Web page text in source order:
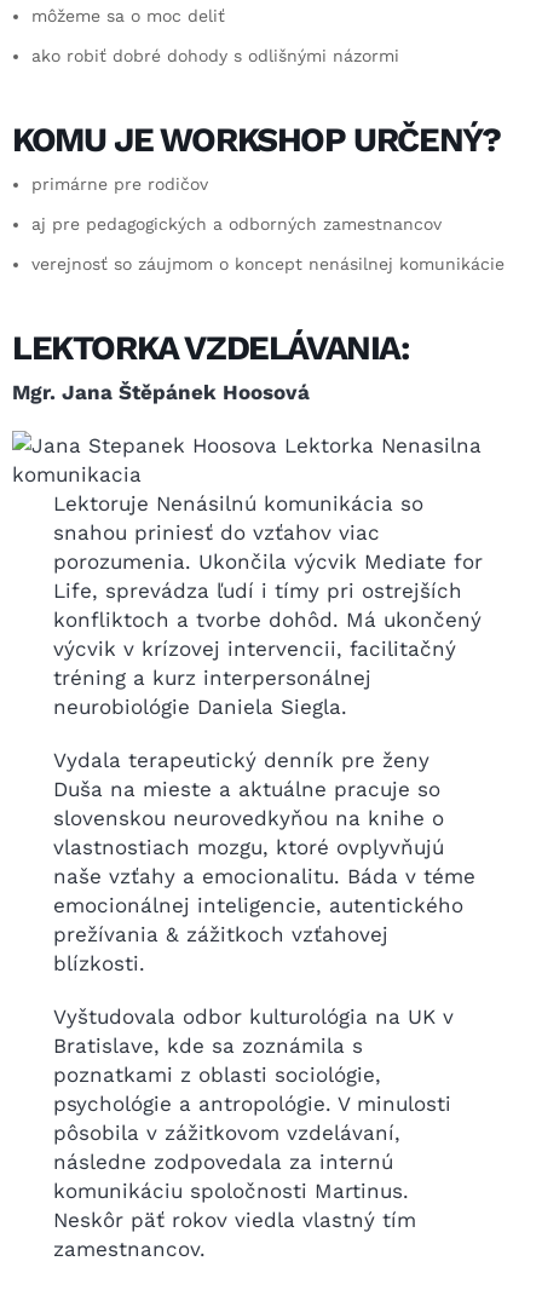
môžeme sa o moc deliť
ako robiť dobré dohody s odlišnými názormi
KOMU JE WORKSHOP URČENÝ?
primárne pre rodičov
aj pre pedagogických a odborných zamestnancov
verejnosť so záujmom o koncept nenásilnej komunikácie
LEKTORKA VZDELÁVANIA:
Mgr. Jana Štěpánek Hoosová
Lektoruje Nenásilnú komunikácia so
snahou priniesť do vzťahov viac
porozumenia. Ukončila výcvik Mediate for
Life, sprevádza ľudí i tímy pri ostrejších
konfliktoch a tvorbe dohôd. Má ukončený
výcvik v krízovej intervencii, facilitačný
tréning a kurz interpersonálnej
neurobiológie Daniela Siegla.
Vydala terapeutický denník pre ženy
Duša na mieste a aktuálne pracuje so
slovenskou neurovedkyňou na knihe o
vlastnostiach mozgu, ktoré ovplyvňujú
naše vzťahy a emocionalitu. Báda v téme
emocionálnej inteligencie, autentického
prežívania & zážitkoch vzťahovej
blízkosti.
Vyštudovala odbor kulturológia na UK v
Bratislave, kde sa zoznámila s
poznatkami z oblasti sociológie,
psychológie a antropológie. V minulosti
pôsobila v zážitkovom vzdelávaní,
následne zodpovedala za internú
komunikáciu spoločnosti Martinus.
Neskôr päť rokov viedla vlastný tím
zamestnancov.